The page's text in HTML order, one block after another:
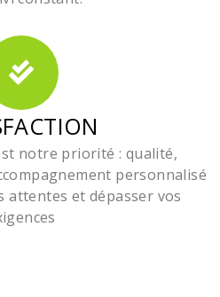
notre priorité : qualité,
personnalisé
attentes et dépasser vos